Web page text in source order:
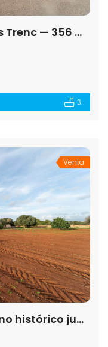
Casa de campo junto a Es Trenc — 356 m², 29.000 m², dos plantas independientes
3
Venta
Finca con piscina en molino histórico junto a Ses Salines — 331 m², 15.100 m², año 2017